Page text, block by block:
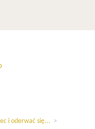
i oderwać się... >